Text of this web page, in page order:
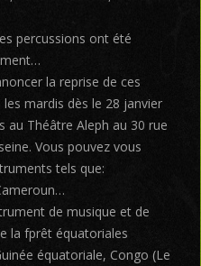
percussions ont été
la reprise de ces
mardis dès le 28 janvier
au Théâtre Aleph au 30 rue
Vous pouvez vous
tels que:
de musique et de
la fprêt équatoriales
équatoriale, Congo (Le